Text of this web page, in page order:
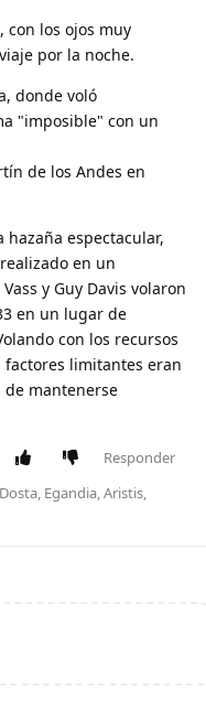
con los ojos muy
por la noche.
donde voló
"imposible" con un
de los Andes en
hazaña espectacular,
en un
y Guy Davis volaron
en un lugar de
con los recursos
factores limitantes eran
de mantenerse
Responder
, Egandia,Aristis,